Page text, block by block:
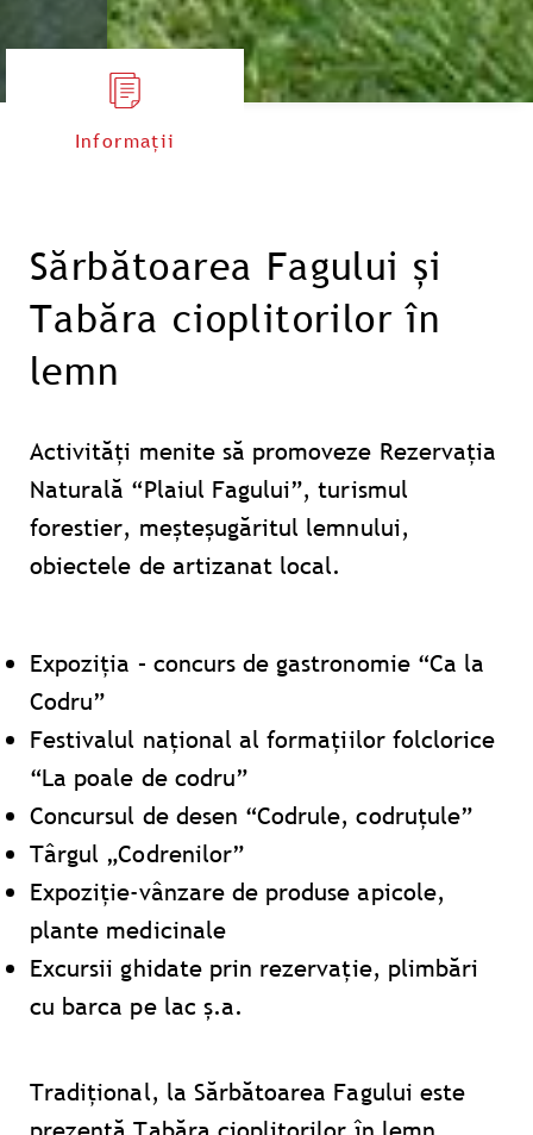
Informații
Sărbătoarea Fagului și
Tabăra cioplitorilor în
lemn
Activități menite să promoveze Rezervaţia
Naturală “Plaiul Fagului”, turismul
forestier, meşteşugăritul lemnului,
obiectele de artizanat local.
Expoziția – concurs de gastronomie “Ca la
Codru”
Festivalul național al formațiilor folclorice
“La poale de codru”
Concursul de desen “Codrule, codruțule”
Târgul „Codrenilor”
Expoziție-vânzare de produse apicole,
plante medicinale
Excursii ghidate prin rezervație, plimbări
cu barca pe lac ş.a.
Tradiţional, la Sărbătoarea Fagului este